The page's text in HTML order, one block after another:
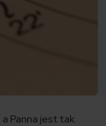
Panna jest tak